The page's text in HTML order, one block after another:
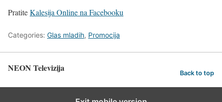
PratiteKalesija Online na Facebooku
Categories: Glas mladih, Promocija
NEON Televizija Back to top